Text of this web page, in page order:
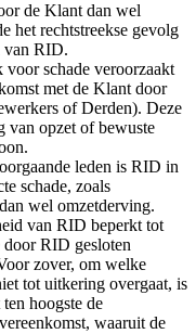
de Klant dan wel
het rechtstreekse gevolg
van RID.
schade veroorzaakt
met de Klant door
of Derden). Deze
van opzet of bewuste
leden is RID in
schade, zoals
wel omzetderving.
van RID beperkt tot
door RID gesloten
zover, om welke
tot uitkering overgaat, is
hoogste de
waaruit de